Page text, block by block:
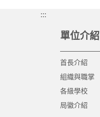
:::
單位介紹
首長介紹
組織與職掌
各級學校
局徽介紹